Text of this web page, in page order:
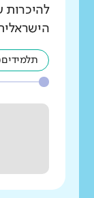
להיכרות
תלמידים